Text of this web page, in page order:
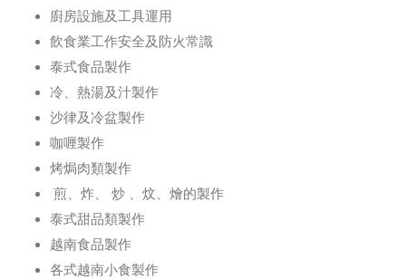
廚房設施及工具運用
飲食業工作安全及防火常識
泰式食品製作
冷、熱湯及汁製作
沙律及冷盆製作
咖喱製作
烤焗肉類製作
煎、炸、 炒 、炆、燴的製作
泰式甜品類製作
越南食品製作
各式越南小食製作